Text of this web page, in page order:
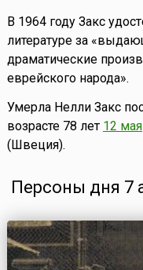
В 1964 году Закс
литературе за
драматические
еврейского народа».
Умерла Нелли Закс
возрасте 78 лет 12 мая
(Швеция).
Персоны дня 7